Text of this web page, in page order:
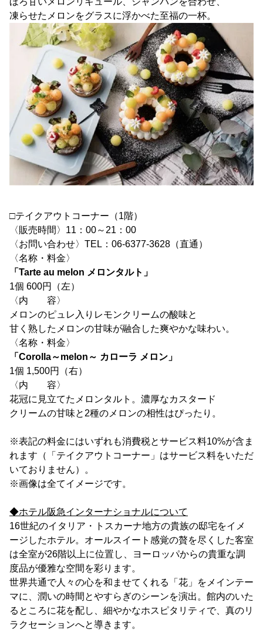
凍らせたメロンをグラスに浮かべた至福の一杯。
□テイクアウトコーナー（1階）
〈販売時間〉11：00～21：00
〈お問い合わせ〉TEL：06-6377-3628（直通）
〈名称・料金〉
「Tarte au melon メロンタルト」
1個 600円（左）
〈内 容〉
メロンのピュレ入りレモンクリームの酸味と
甘く熟したメロンの甘味が融合した爽やかな味わい。
〈名称・料金〉
「Corolla～melon～ カローラ メロン」
1個 1,500円（右）
〈内 容〉
花冠に見立てたメロンタルト。濃厚なカスタード
クリームの甘味と2種のメロンの相性はぴったり。
※表記の料金にはいずれも消費税とサービス料10%が含ま
れます（「テイクアウトコーナー」はサービス料をいただ
いておりません）。
※画像は全てイメージです。
◆ホテル阪急インターナショナルについて
16世紀のイタリア・トスカーナ地方の貴族の邸宅をイメ
ージしたホテル。オールスイート感覚の贅を尽くした客室
は全室が26階以上に位置し、ヨーロッパからの貴重な調
度品が優雅な空間を彩ります。
世界共通で人々の心を和ませてくれる「花」をメインテー
マに、潤いの時間とやすらぎのシーンを演出。館内のいた
るところに花を配し、細やかなホスピタリティで、真のリ
ラクセーションへと導きます。